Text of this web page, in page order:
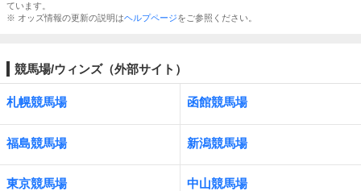
ています。
※ オッズ情報の更新の説明はヘルプページをご参照ください。
競馬場/ウィンズ（外部サイト）
札幌競馬場 函館競馬場
福島競馬場 新潟競馬場
東京競馬場 中山競馬場